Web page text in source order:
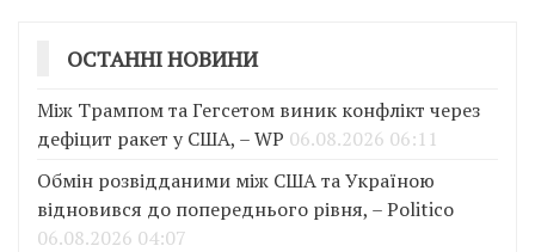
ОСТАННІ НОВИНИ
Між Трампом та Гегсетом виник конфлікт через
дефіцит ракет у США, – WP 06.08.2026 06:11
Обмін розвідданими між США та Україною
відновився до попереднього рівня, – Politico
06.08.2026 04:07